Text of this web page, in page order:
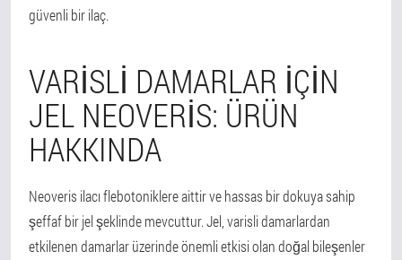
güvenli bir ilaç.
VARISLI DAMARLAR IÇIN
JEL NEOVERIS: ÜRÜN
HAKKINDA
Neoveris ilacı flebotoniklere aittir ve hassas bir dokuya sahip
şeffaf bir jel şeklinde mevcuttur. Jel, varisli damarlardan
etkilenen damarlar üzerinde önemli etkisi olan doğal bileşenler